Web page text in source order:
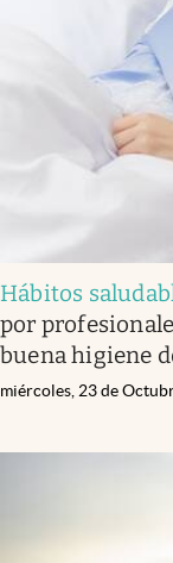
Hábitos
por
buena higiene
miércoles, 23 de